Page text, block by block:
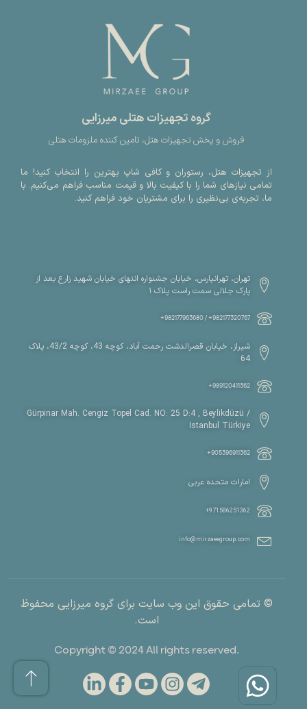
گروه تجهیزات هتلی میرزایی
فروش و پخش تجهیزات هتل، تامین کننده ملزومات هتلی
از تجهیزات هتل، رستوران و کافی شاپ بهترین را انتخاب کنید! ما
تمامی نیازهای شما را با کیفیت بالا و قیمت مناسب فراهم می‌کنیم. با
ما، تجربه‌ی بی‌نظیری را برای مشتریان خود فراهم کنید.
تهران، تهرانپارس، خیابان جشنواره انتهای خیابان شهید زارع بعد از
پارک جلالی سمت راست پلاک ۱
982177320767+ / 982177963680+
شیراز، خیابان قصرالدشت رحمت آباد، کوچه 43، کوچه 43/2، پلاک
64
989120411362+
Gürpinar Mah. Cengiz Topel Cad. NO: 25 D:4 , Beylikdüzü /
Istanbul Türkiye
905396911362+
امارات متحده عربی
971586251362+
info@mirzaeegroup.com
© تمامی حقوق این وب سایت برای گروه میرزایی محفوظ
است.
.Copyright © 2024 All rights reserved